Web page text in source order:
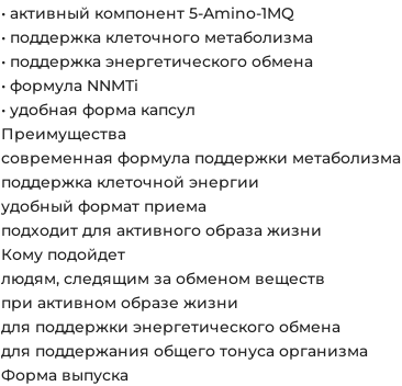
• активный компонент 5-Amino-1MQ
• поддержка клеточного метаболизма
• поддержка энергетического обмена
• формула NNMTi
• удобная форма капсул
Преимущества
современная формула поддержки метаболизма
поддержка клеточной энергии
удобный формат приема
подходит для активного образа жизни
Кому подойдет
людям, следящим за обменом веществ
при активном образе жизни
для поддержки энергетического обмена
для поддержания общего тонуса организма
Форма выпуска